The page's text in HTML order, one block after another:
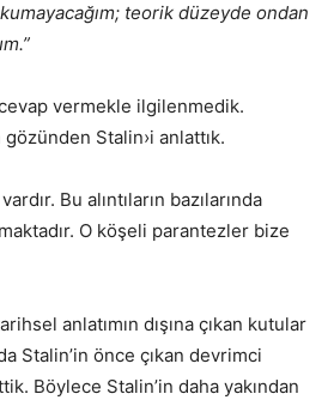
teorik düzeyde ondan
vermekle ilgilenmedik.
Stalin›i anlattık.
Bu alıntıların bazılarında
O köşeli parantezler bize
anlatımın dışına çıkan kutular
Stalin’in önce çıkan devrimci
Böylece Stalin’in daha yakından